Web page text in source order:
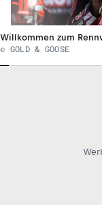
Willkommen zum
© GOLD & GOOSE